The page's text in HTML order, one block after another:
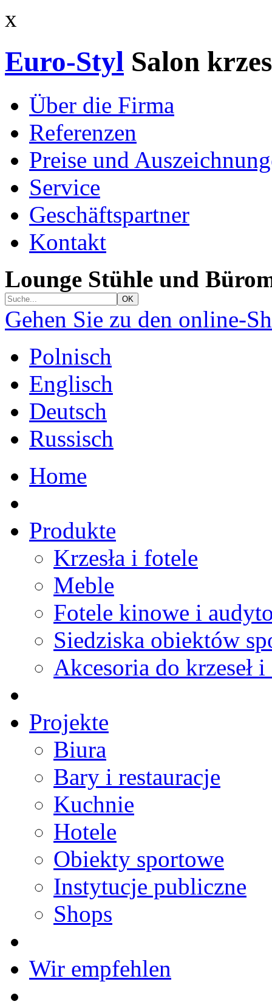
x
Euro-Styl Salon
Über die Firma
Referenzen
Preise und
Service
Geschäftspartner
Kontakt
Lounge Stühle und
Gehen Sie zu den online-
Polnisch
Englisch
Deutsch
Russisch
Home
Produkte
Krzesła i fotele
Meble
Fotele kinowe i
Siedziska obiektów
Akcesoria do krzeseł
Projekte
Biura
Bary i restauracje
Kuchnie
Hotele
Obiekty sportowe
Instytucje publiczne
Shops
Wir empfehlen